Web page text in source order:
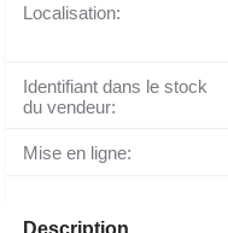
Localisation:
Identifiant dans le stock
du vendeur:
Mise en ligne:
Description